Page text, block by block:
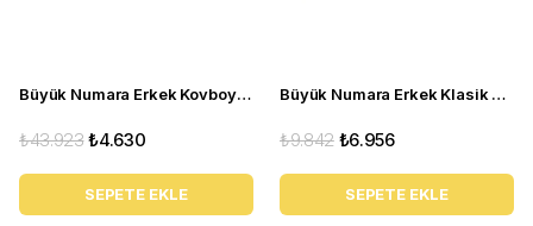
Büyük Numara Erkek Kovboy Ayakkabı - K01 Kahverengi
₺4.630
₺43.923
SEPETE EKLE
Büyük Numara Erkek Klasik Ayakkabı - P20213 Siyah
₺6.956
₺9.842
SEPETE EKLE